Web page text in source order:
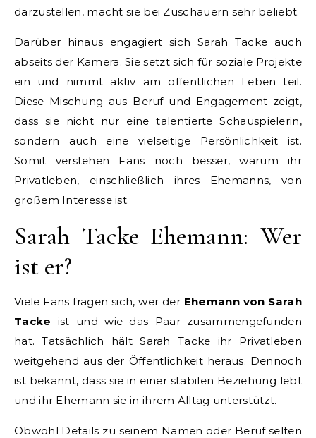
darzustellen, macht sie bei Zuschauern sehr beliebt.
Darüber hinaus engagiert sich Sarah Tacke auch
abseits der Kamera. Sie setzt sich für soziale Projekte
ein und nimmt aktiv am öffentlichen Leben teil.
Diese Mischung aus Beruf und Engagement zeigt,
dass sie nicht nur eine talentierte Schauspielerin,
sondern auch eine vielseitige Persönlichkeit ist.
Somit verstehen Fans noch besser, warum ihr
Privatleben, einschließlich ihres Ehemanns, von
großem Interesse ist.
Sarah Tacke Ehemann: Wer
ist er?
Viele Fans fragen sich, wer der Ehemann von Sarah
Tacke ist und wie das Paar zusammengefunden
hat. Tatsächlich hält Sarah Tacke ihr Privatleben
weitgehend aus der Öffentlichkeit heraus. Dennoch
ist bekannt, dass sie in einer stabilen Beziehung lebt
und ihr Ehemann sie in ihrem Alltag unterstützt.
Obwohl Details zu seinem Namen oder Beruf selten